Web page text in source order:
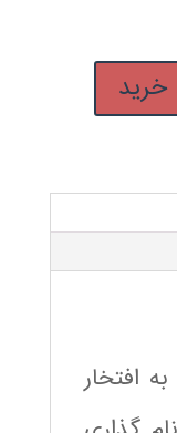
خرید
افتخار